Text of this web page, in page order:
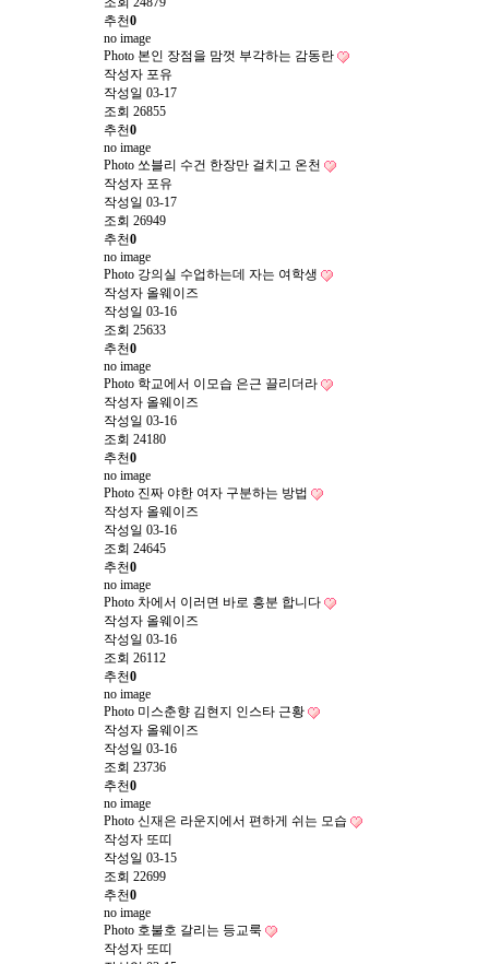
추천0
no image
Photo 본인 장점을 맘껏 부각하는 감동란
작성자 포유
작성일 03-17
조회 26855
추천0
no image
Photo 쏘블리 수건 한장만 걸치고 온천
작성자 포유
작성일 03-17
조회 26949
추천0
no image
Photo 강의실 수업하는데 자는 여학생
작성자 올웨이즈
작성일 03-16
조회 25633
추천0
no image
Photo 학교에서 이모습 은근 끌리더라
작성자 올웨이즈
작성일 03-16
조회 24180
추천0
no image
Photo 진짜 야한 여자 구분하는 방법
작성자 올웨이즈
작성일 03-16
조회 24645
추천0
no image
Photo 차에서 이러면 바로 흥분 합니다
작성자 올웨이즈
작성일 03-16
조회 26112
추천0
no image
Photo 미스춘향 김현지 인스타 근황
작성자 올웨이즈
작성일 03-16
조회 23736
추천0
no image
Photo 신재은 라운지에서 편하게 쉬는 모습
작성자 또띠
작성일 03-15
조회 22699
추천0
no image
Photo 호불호 갈리는 등교룩
작성자 또띠